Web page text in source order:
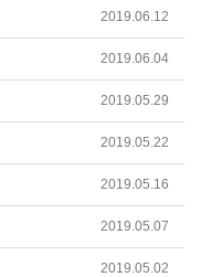
2019.06.12
2019.06.04
2019.05.29
2019.05.22
2019.05.16
2019.05.07
2019.05.02